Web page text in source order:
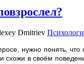
Dmitriev
нужно понять,
схожи в своём